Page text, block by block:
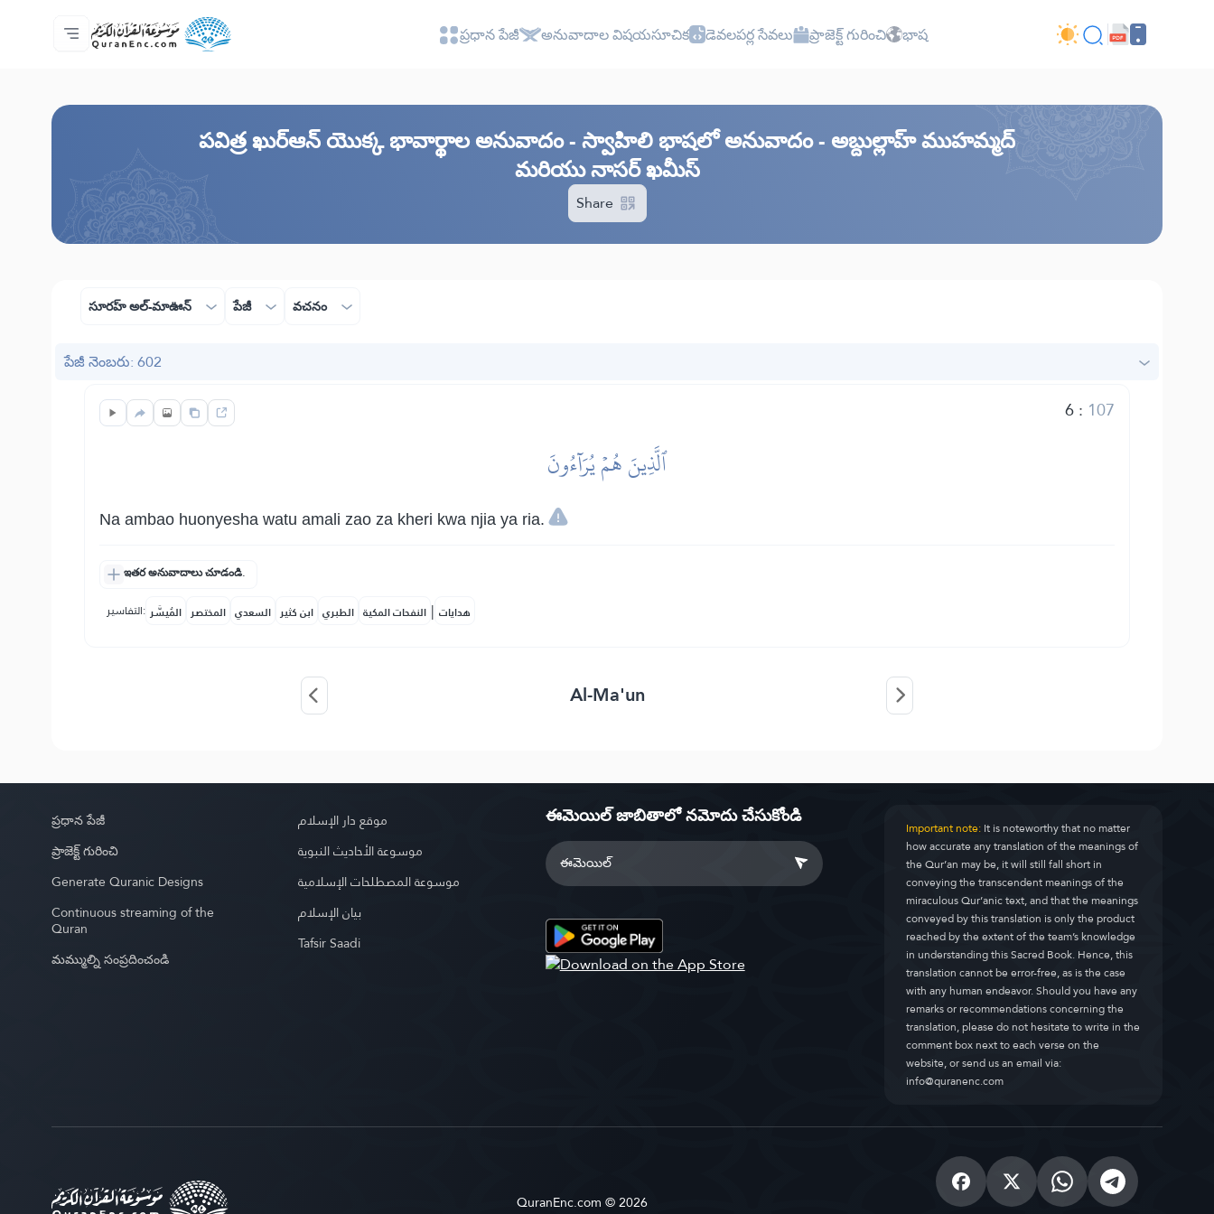
ప్రధాన పేజీ
అనువాదాల విషయసూచిక
Audio
డెవలపర్ల సేవలు - API
ప్రాజెక్ట్ గురించి
మమ్ముల్ని సంప్రదించండి
భాష ప్రధాన పేజీ అనువాదాల విషయసూచిక డెవలపర్ల సేవలు ప్రాజెక్ట్ గురించి భాష
పవిత్ర ఖుర్ఆన్ యొక్క భావార్థాల అనువాదం - స్వాహిలి భాషలో అనువాదం - అబ్దుల్లాహ్ ముహమ్మద్
మరియు నాసర్ ఖమీస్
Share
సూరహ్ అల్-మాఊన్ పేజీ వచనం
పేజీ నెంబరు: 602
6: 107
ٱلَّذِينَ هُمۡ يُرَآءُونَ
Na ambao huonyesha watu amali zao za kheri kwa njia ya ria.
ఇతర అనువాదాలు చూడండి.
التفاسير: المُيسَّر المختصر السعدي ابن كثير الطبري النفحات المكية | هدايات
Al-Ma'un
ప్రధాన పేజీ
ప్రాజెక్ట్ గురించి
Generate Quranic Designs
Continuous streaming of the
Quran
మమ్ముల్ని సంప్రదించండి
موقع دار الإسلام
موسوعة الأحاديث النبوية
موسوعة المصطلحات الإسلامية
بيان الإسلام
Tafsir Saadi
ఈమెయిల్ జాబితాలో నమోదు చేసుకోండి Important note:It is noteworthy that no matter
how accurate any translation of the meanings of
the Qur’an may be, it will still fall short in
conveying the transcendent meanings of the
miraculous Qur’anic text, and that the meanings
conveyed by this translation is only the product
reached by the extent of the team’s knowledge
in understanding this Sacred Book. Hence, this
translation cannot be error-free, as is the case
with any human endeavor. Should you have any
remarks or recommendations concerning the
translation, please do not hesitate to write in the
comment box next to each verse on the
website, or send us an email via:
info@quranenc.com
QuranEnc.com © 2026